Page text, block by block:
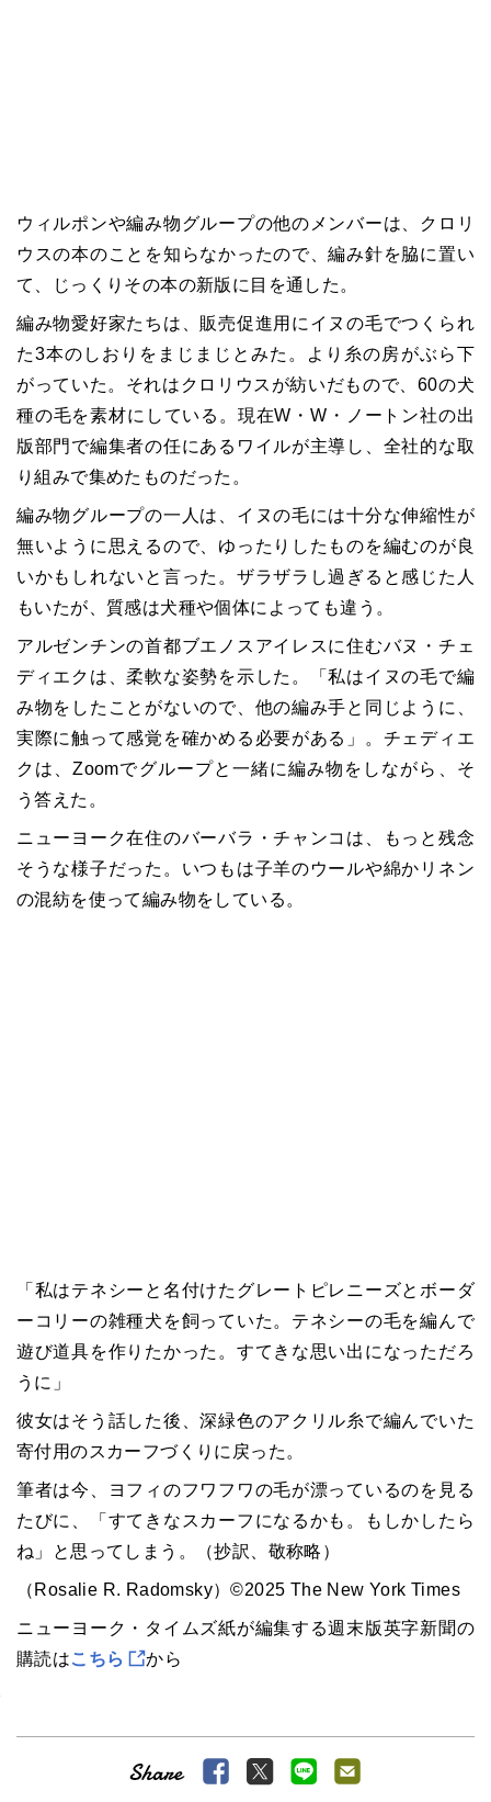
ウィルポンや編み物グループの他のメンバーは、クロリ
ウスの本のことを知らなかったので、編み針を脇に置い
て、じっくりその本の新版に目を通した。
編み物愛好家たちは、販売促進用にイヌの毛でつくられ
た3本のしおりをまじまじとみた。より糸の房がぶら下
がっていた。それはクロリウスが紡いだもので、60の犬
種の毛を素材にしている。現在W・W・ノートン社の出
版部門で編集者の任にあるワイルが主導し、全社的な取
り組みで集めたものだった。
編み物グループの一人は、イヌの毛には十分な伸縮性が
無いように思えるので、ゆったりしたものを編むのが良
いかもしれないと言った。ザラザラし過ぎると感じた人
もいたが、質感は犬種や個体によっても違う。
アルゼンチンの首都ブエノスアイレスに住むバヌ・チェ
ディエクは、柔軟な姿勢を示した。「私はイヌの毛で編
み物をしたことがないので、他の編み手と同じように、
実際に触って感覚を確かめる必要がある」。チェディエ
クは、Zoomでグループと一緒に編み物をしながら、そ
う答えた。
ニューヨーク在住のバーバラ・チャンコは、もっと残念
そうな様子だった。いつもは子羊のウールや綿かリネン
の混紡を使って編み物をしている。
「私はテネシーと名付けたグレートピレニーズとボーダ
ーコリーの雑種犬を飼っていた。テネシーの毛を編んで
遊び道具を作りたかった。すてきな思い出になっただろ
うに」
彼女はそう話した後、深緑色のアクリル糸で編んでいた
寄付用のスカーフづくりに戻った。
筆者は今、ヨフィのフワフワの毛が漂っているのを見る
たびに、「すてきなスカーフになるかも。もしかしたら
ね」と思ってしまう。（抄訳、敬称略）
（Rosalie R. Radomsky）©2025 The New York Times
ニューヨーク・タイムズ紙が編集する週末版英字新聞の
購読はこちら から